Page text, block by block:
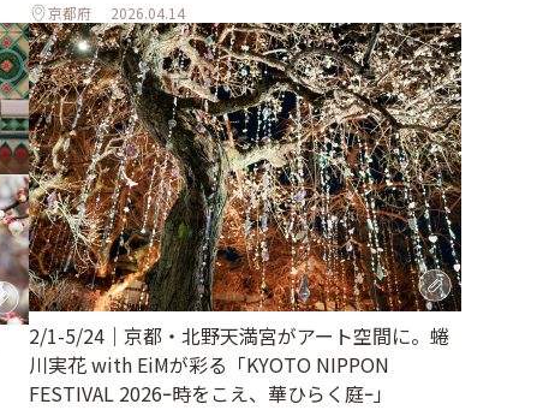
京都府 2026.04.14
2/1-5/24｜京都・北野天満宮がアート空間に。蜷
川実花 with EiMが彩る「KYOTO NIPPON
FESTIVAL 2026ｰ時をこえ、華ひらく庭ｰ」